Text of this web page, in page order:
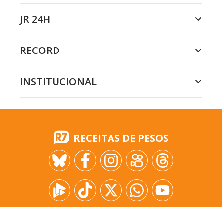
JR 24H
RECORD
INSTITUCIONAL
RECEITAS DE PESOS